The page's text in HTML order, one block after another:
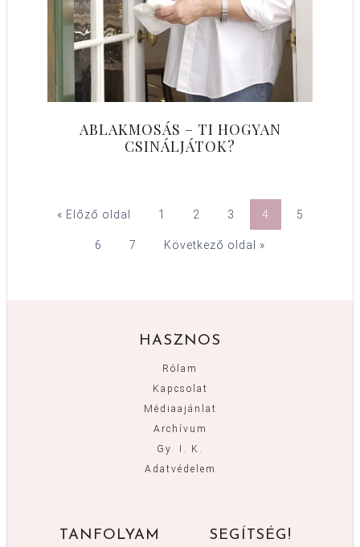
ABLAKMOSÁS – TI HOGYAN
CSINÁLJÁTOK?
« Előző oldal 1 2 3 4 5
6 7 Következő oldal »
HASZNOS
Rólam
Kapcsolat
Médiaajánlat
Archívum
Gy. I. K.
Adatvédelem
TANFOLYAM SEGÍTSÉG!